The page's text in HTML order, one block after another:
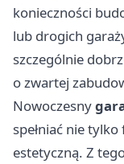
konieczności
lub drogich
szczególnie
o zwartej
Nowoczesny
spełniać nie
estetyczną. Z